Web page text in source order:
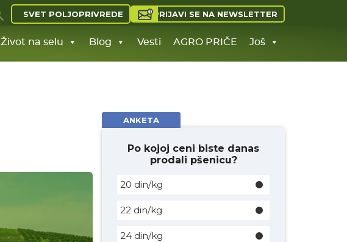
SVET POLJOPRIVREDE PRIJAVI SE NA NEWSLETTER
Život na selu Blog Vesti AGRO PRIČE Još
ANKETA
Po kojoj ceni biste danas
prodali pšenicu?
20 din/kg
22 din/kg
24 din/kg